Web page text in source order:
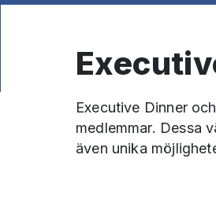
Executive Dinner
medlemmar. Dessa
även unika